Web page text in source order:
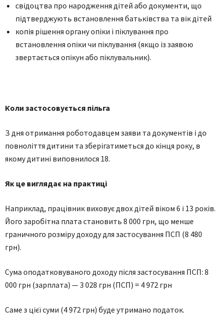
свідоцтва про народження дітей або документи, що
підтверджують встановлення батьківства та вік дітей
копія рішення органу опіки і піклування про
встановлення опіки чи піклування (якщо із заявою
звертається опікун або піклувальник).
Коли застосовується пільга
З дня отримання роботодавцем заяви та документів і до
повноліття дитини та зберігатиметься до кінця року, в
якому дитині виповнилося 18.
Як це виглядає на практиці
Наприклад, працівник виховує двох дітей віком 6 і 13 років.
Його заробітна плата становить 8 000 грн, що менше
граничного розміру доходу для застосування ПСП (8 480
грн).
Сума оподатковуваного доходу після застосування ПСП: 8
000 грн (зарплата) — 3 028 грн (ПСП) = 4 972 грн
Саме з цієї суми (4 972 грн) буде утримано податок.